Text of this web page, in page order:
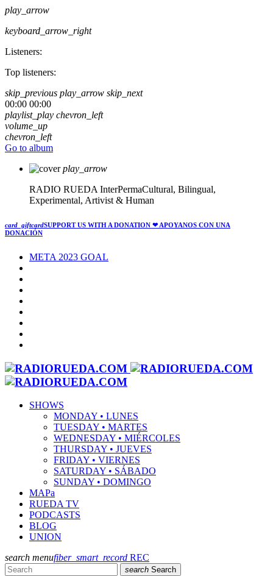
play_arrow
keyboard_arrow_right
Listeners:
Top listeners:
skip_previous play_arrow skip_next
00:00 00:00
playlist_play chevron_left
volume_up
chevron_left
Go to album
play_arrow
RADIO RUEDA InterPermaCultural, Bilingual,
Experimental, Artivist & Human
card_giftcardSUPPORT US WITH A DONATION ❤ APOYANOS CON UNA
DONACIÓN
META 2023 GOAL
SHOWS
MONDAY • LUNES
TUESDAY • MARTES
WEDNESDAY • MIÉRCOLES
THURSDAY • JUEVES
FRIDAY • VIERNES
SATURDAY • SÁBADO
SUNDAY • DOMINGO
MAPa
RUEDA TV
PODCASTS
BLOG
UNION
search menufiber_smart_record REC
search Search